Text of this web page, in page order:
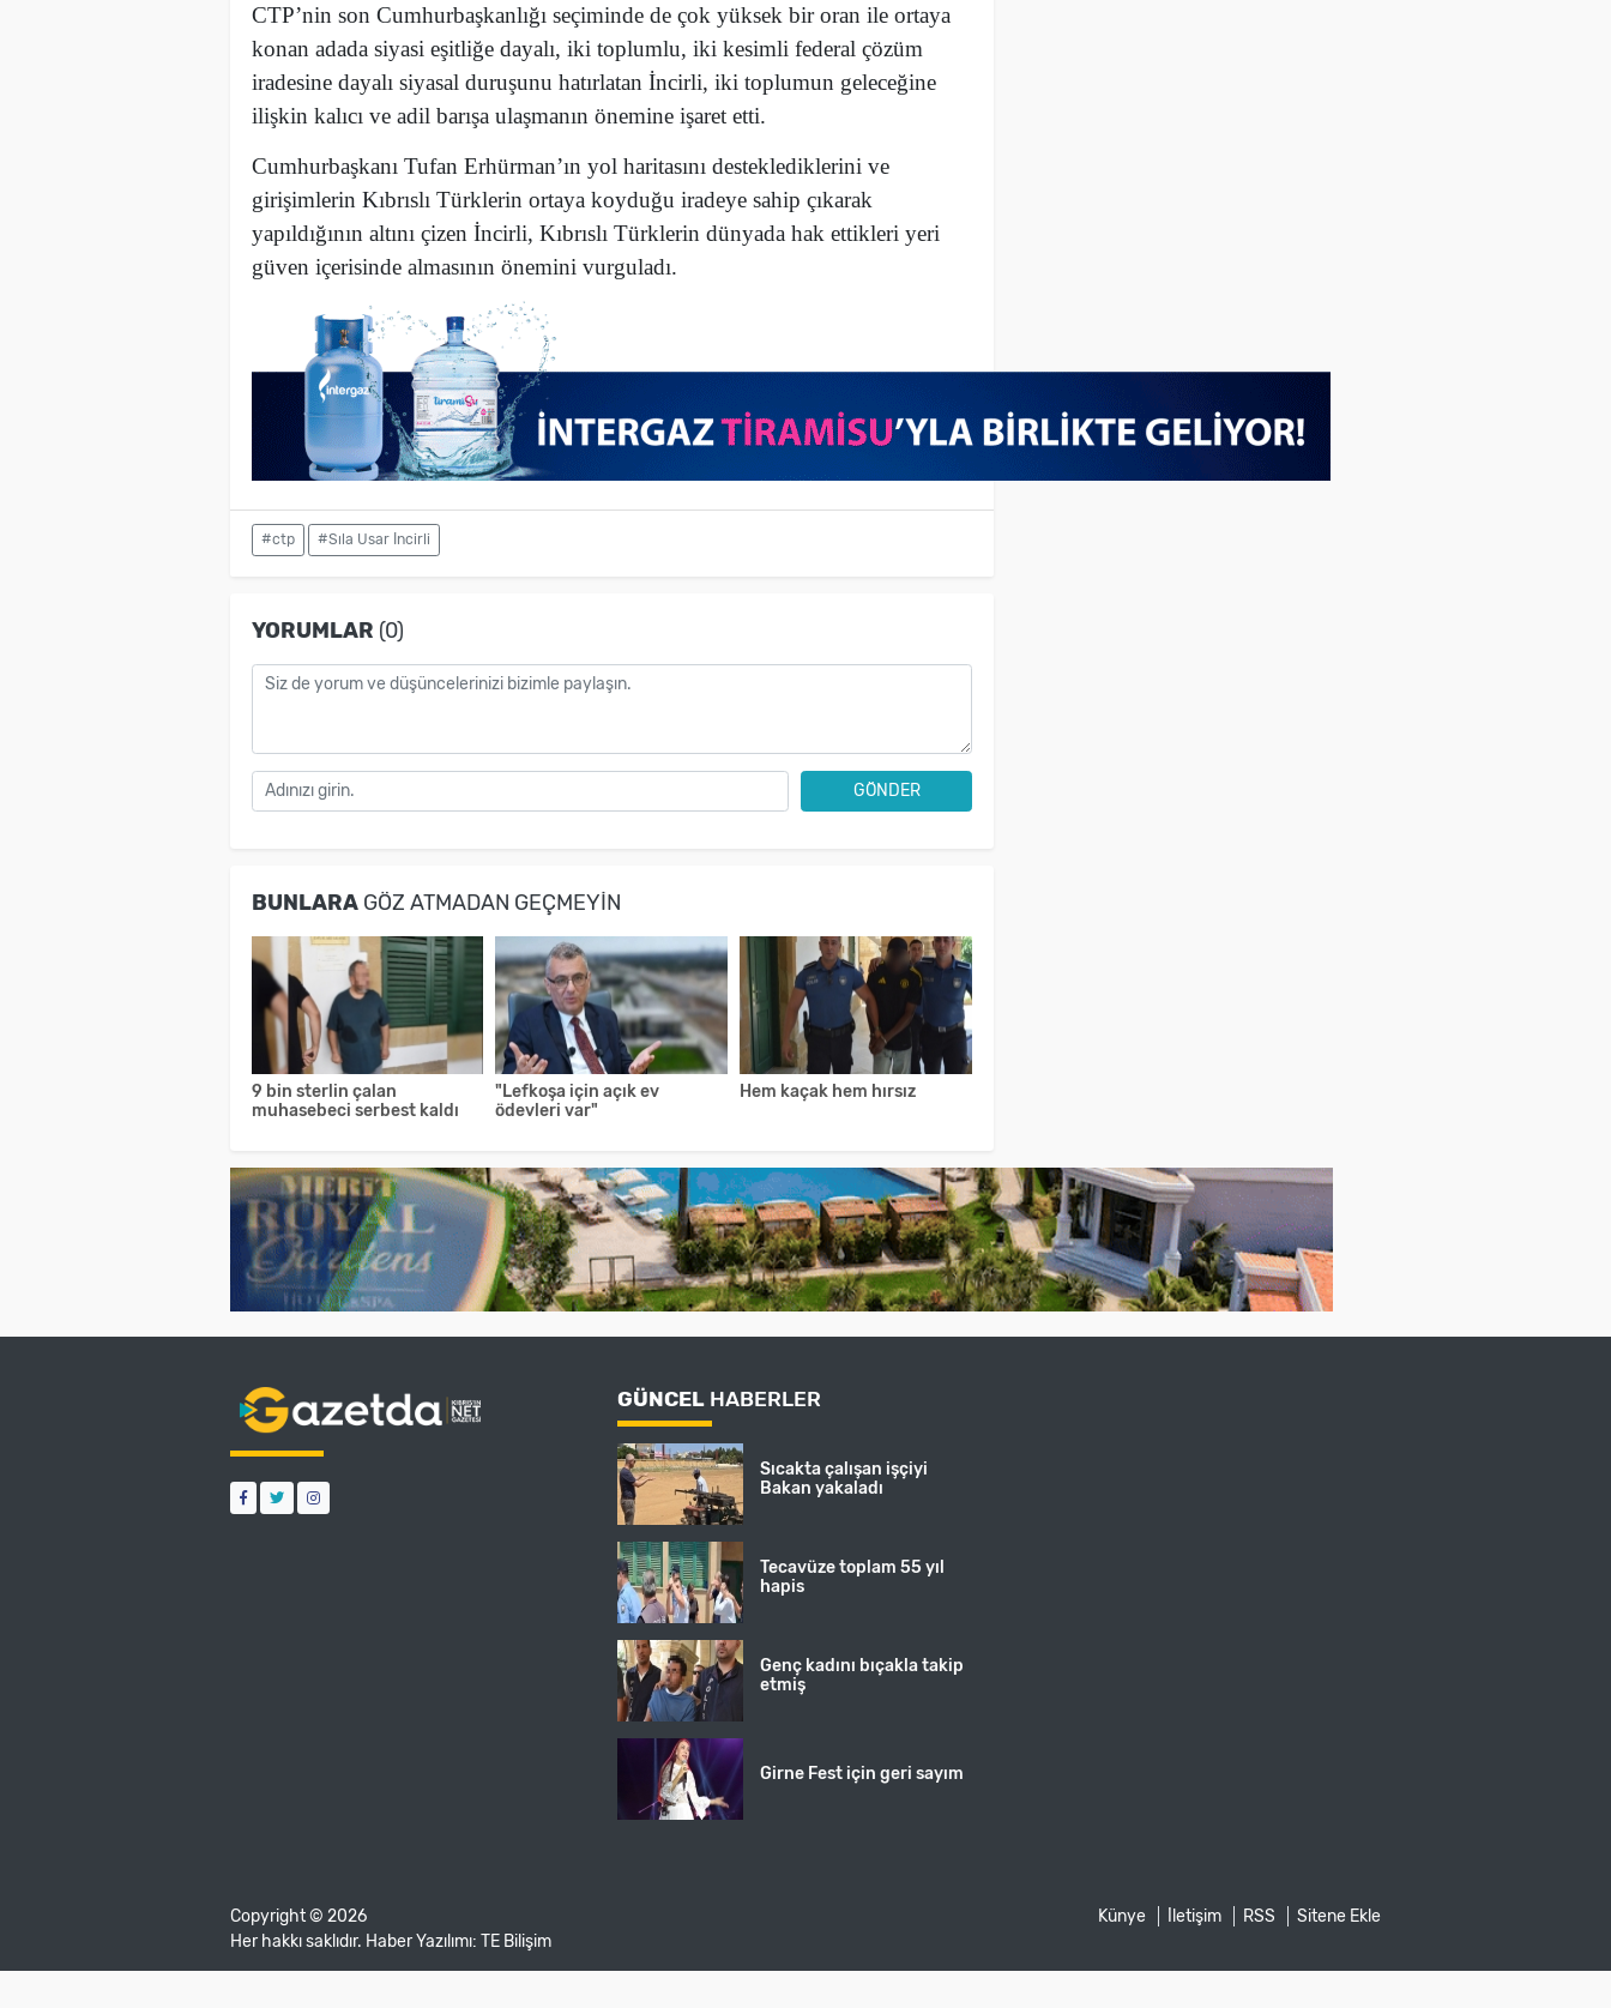
CTP’nin son Cumhurbaşkanlığı seçiminde de çok yüksek bir oran ile ortaya
konan adada siyasi eşitliğe dayalı, iki toplumlu, iki kesimli federal çözüm
iradesine dayalı siyasal duruşunu hatırlatan İncirli, iki toplumun geleceğine
ilişkin kalıcı ve adil barışa ulaşmanın önemine işaret etti.
Cumhurbaşkanı Tufan Erhürman’ın yol haritasını desteklediklerini ve
girişimlerin Kıbrıslı Türklerin ortaya koyduğu iradeye sahip çıkarak
yapıldığının altını çizen İncirli, Kıbrıslı Türklerin dünyada hak ettikleri yeri
güven içerisinde almasının önemini vurguladı.
#ctp #Sıla Usar İncirli
YORUMLAR (0)
GÖNDER
BUNLARAGÖZ ATMADAN GEÇMEYIN
9 bin sterlin çalan
muhasebeci serbest kaldı
"Lefkoşa için açık ev
ödevleri var"
Hem kaçak hem hırsız
GÜNCEL HABERLER
Sıcakta çalışan işçiyi
Bakan yakaladı
Tecavüze toplam 55 yıl
hapis
Genç kadını bıçakla takip
etmiş
Girne Fest için geri sayım
Copyright © 2026
Her hakkı saklıdır. Haber Yazılımı: TE Bilişim
Künye İletişim RSS Sitene Ekle